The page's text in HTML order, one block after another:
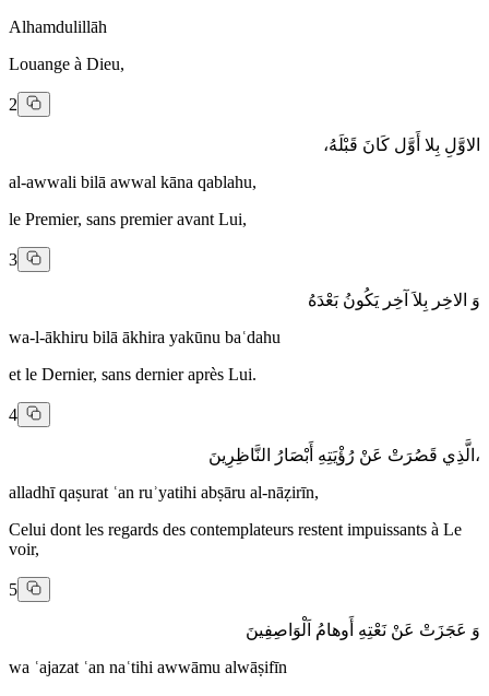
Alhamdulillāh
Louange à Dieu,
2
الاوَّلِ بِلا أَوَّل كَانَ قَبْلَهُ،
al-awwali bilā awwal kāna qablahu,
le Premier, sans premier avant Lui,
3
وَ الاخِر بِلاَ آخِر يَكُونُ بَعْدَهُ
wa-l-ākhiru bilā ākhira yakūnu baʿdahu
et le Dernier, sans dernier après Lui.
4
،الَّذِي قَصُرَتْ عَنْ رُؤْيَتِهِ أَبْصَارُ النَّاظِرِينَ
alladhī qaṣurat ʿan ruʾyatihi abṣāru al-nāẓirīn,
Celui dont les regards des contemplateurs restent impuissants à Le
voir,
5
وَ عَجَزَتْ عَنْ نَعْتِهِ أَوهامُ اَلْوَاصِفِينَ
wa ʿajazat ʿan naʿtihi awwāmu alwāṣifīn